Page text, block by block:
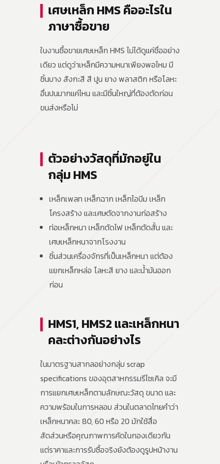
เศษเหล็ก HMS คืออะไรใน
ภาษาซื้อขาย
ในงานซื้อขายเศษเหล็ก HMS ไม่ได้ดูแค่ชื่ออย่าง
เดียว แต่ดูว่าเหล็กมีความหนาเพียงพอไหม มี
ชิ้นบาง สังกะสี สี ปูน ยาง พลาสติก หรือโลหะ
อื่นปนมากแค่ไหน และมีชิ้นใหญ่ที่ต้องตัดก่อน
ขนส่งหรือไม่
ตัวอย่างวัสดุที่มักอยู่ใน
กลุ่ม HMS
เหล็กเพลท เหล็กฉาก เหล็กไอบีม เหล็ก
โครงสร้าง และเศษตัดจากงานก่อสร้าง
ท่อเหล็กหนา เหล็กตัดไฟ เหล็กตัดสั้น และ
เศษเหล็กหนาจากโรงงาน
ชิ้นส่วนเครื่องจักรที่เป็นเหล็กหนา แต่ต้อง
แยกเหล็กหล่อ โลหะสี ยาง และน้ำมันออก
ก่อน
HMS1, HMS2 และเหล็กหนา
คละต่างกันอย่างไร
ในมาตรฐานสากลอย่างกลุ่ม scrap
specifications ของอุตสาหกรรมรีไซเคิล จะมี
การแยกเศษเหล็กตามลักษณะวัสดุ ขนาด และ
ความพร้อมในการหลอม ส่วนในตลาดไทยคำว่า
เหล็กหนาคละ 80, 60 หรือ 20 มักใช้สื่อ
สัดส่วนหรือคุณภาพการคัดในกองเดียวกัน
แต่ราคาและการรับซื้อจริงยังต้องดูรูปหน้างาน